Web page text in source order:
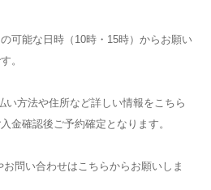
可能な日時（10時・15時）からお願い
。
い方法や住所など詳しい情報をこちら
金確認後ご予約確定となります。
問い合わせはこちらからお願いしま